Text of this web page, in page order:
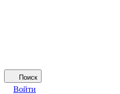
Поиск
Войти